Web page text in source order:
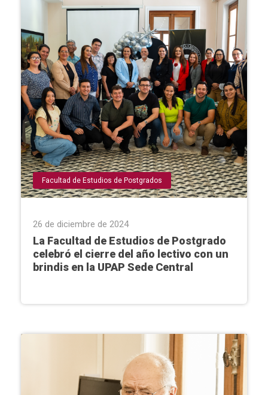
Facultad de Estudios de Postgrados
26 de diciembre de 2024
La Facultad de Estudios de Postgrado
celebró el cierre del año lectivo con un
brindis en la UPAP Sede Central